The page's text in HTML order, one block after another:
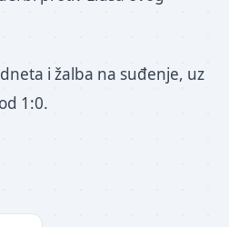
i žalba na suđenje, uz
1:0.